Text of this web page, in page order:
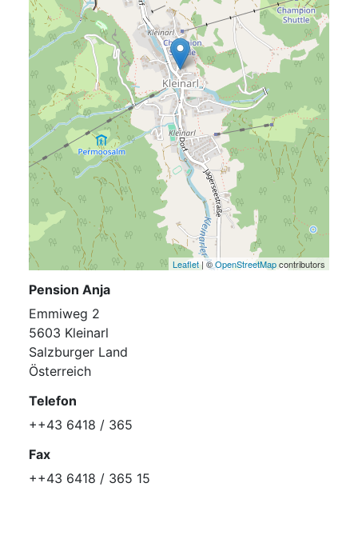
Leaflet | ©OpenStreetMapcontributors
Pension Anja
Emmiweg 2
5603 Kleinarl
Salzburger Land
Österreich
Telefon
++43 6418 / 365
Fax
++43 6418 / 365 15